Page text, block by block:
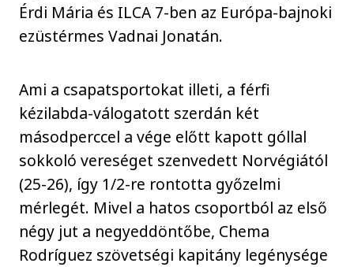
Érdi Mária és ILCA 7-ben az Európa-bajnoki
ezüstérmes Vadnai Jonatán.
Ami a csapatsportokat illeti, a férfi
kézilabda-válogatott szerdán két
másodperccel a vége előtt kapott góllal
sokkoló vereséget szenvedett Norvégiától
(25-26), így 1/2-re rontotta győzelmi
mérlegét. Mivel a hatos csoportból az első
négy jut a negyeddöntőbe, Chema
Rodríguez szövetségi kapitány legénysége